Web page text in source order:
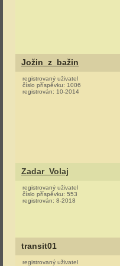
Jožin_z_bažin
registrovaný uživatel
číslo příspěvku: 1006
registrován: 10-2014
Zadar_Volaj
registrovaný uživatel
číslo příspěvku: 553
registrován: 8-2018
transit01
registrovaný uživatel